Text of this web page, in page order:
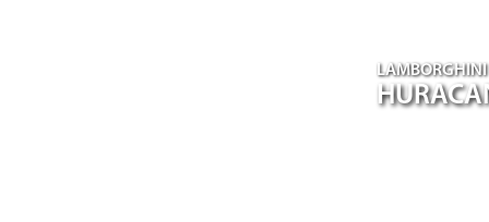
LAMBORGHINI